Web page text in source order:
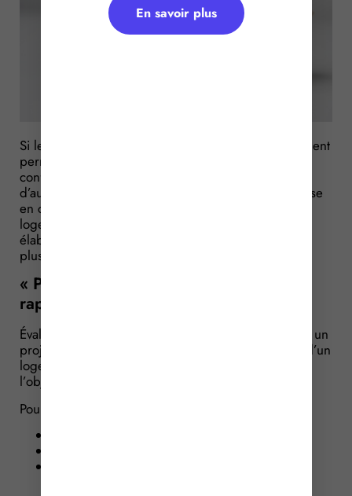
Si les travaux énergétiques entrepris dans un logement
permettent de réduire les factures et d’améliorer le
confort thermique, ils permettent également
d’augmenter la valeur d’un bien. Pour faciliter la prise
en compte de ces travaux et estimer la valeur du
logement après rénovation, les pouvoirs publics ont
élaboré une « calculette » permettant de chiffrer la
plus-value…
« Plus-value Réno » : une estimation
rapide et gratuite
Évaluer l’éventuelle plus-value avant d’entreprendre un
projet de rénovation ou calculer la nouvelle valeur d’un
logement après l’achèvement des travaux, c’est tout
l’objet de la «
Pour cela, il suffit de rentrer :
En savoir plus